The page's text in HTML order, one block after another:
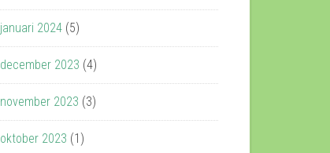
januari 2024 (5)
december 2023 (4)
november 2023 (3)
oktober 2023 (1)